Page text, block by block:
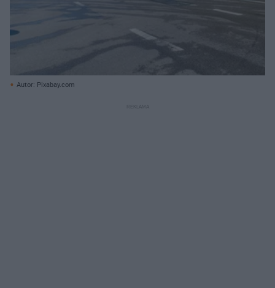
Autor: Pixabay.com